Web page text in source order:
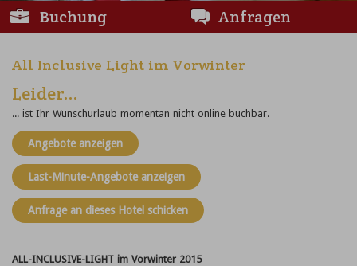
Buchung Anfragen
All Inclusive Light im Vorwinter
Leider...
... ist Ihr Wunschurlaub momentan nicht online buchbar.
Angebote anzeigen
Last-Minute-Angebote anzeigen
Anfrage an dieses Hotel schicken
ALL-INCLUSIVE-LIGHT im Vorwinter 2015